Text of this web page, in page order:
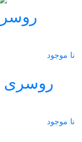
نا موجود
روسری
نا موجود